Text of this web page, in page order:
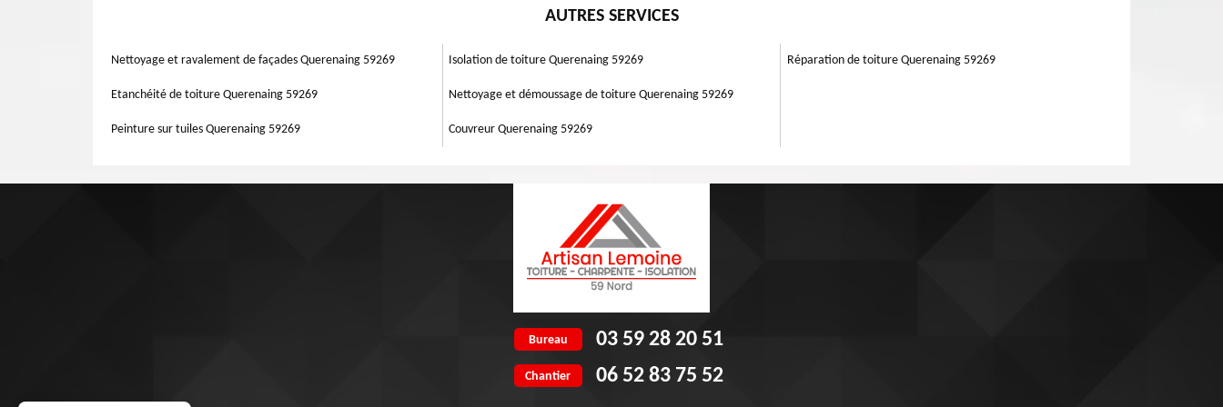
déchets ne risquent pas ainsi de passer avec l’eau. Ils peuvent être enlevés facilement.
exactement la présence d’une fuite. Pour l’opération, nos zingueurs effectuent toujours un travail en hauteur et choisissent les
normes de sécurité si vous ne désirez pas courir le risque d’accroître le devis de réparation de vos gouttières percées ou
AUTRES SERVICES
Nettoyage et ravalement de façades Querenaing 59269
Etanchéité de toiture Querenaing 59269
Peinture sur tuiles Querenaing 59269
Isolation de toiture Querenaing 59269
Nettoyage et démoussage de toiture Querenaing 59269
Couvreur Querenaing 59269
Réparation de toiture Querenaing 59269
Bureau 03 59 28 20 51
Chantier 06 52 83 75 52